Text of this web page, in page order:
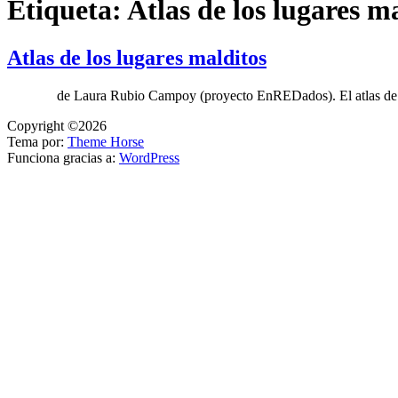
Etiqueta: Atlas de los lugares
Atlas de los lugares malditos
de Laura Rubio Campoy (proyecto EnREDados). El atlas
Copyright ©2026
Tema por: Theme Horse
Funciona gracias a: WordPress